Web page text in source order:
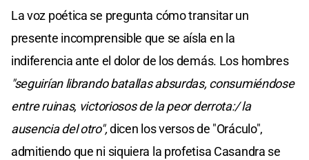
La voz poética se pregunta cómo transitar un
presente incomprensible que se aísla en la
indiferencia ante el dolor de los demás. Los hombres
"seguirían librando batallas absurdas, consumiéndose
entre ruinas, victoriosos de la peor derrota:/ la
ausencia del otro",dicen los versos de "Oráculo",
admitiendo que ni siquiera la profetisa Casandra se